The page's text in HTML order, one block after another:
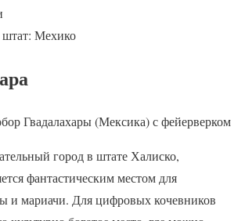
Мехико
Гвадалахары (Мексика) с фейерверком
город в штате Халиско,
фантастическим местом для
и мариачи. Для цифровых кочевников